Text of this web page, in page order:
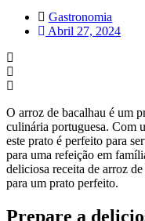
Gastronomia
Abril 27, 2024
O arroz de bacalhau é um
culinária portuguesa. Com
este prato é perfeito para
para uma refeição em
deliciosa receita de arroz
para um prato perfeito.
Prepare a